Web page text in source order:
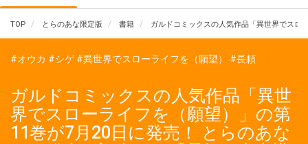
TOP とらのあな限定版 書籍 ガルドコミックスの人気作品「異世界でスロ
#オウカ #シゲ #異世界でスローライフを（願望） #長頼
ガルドコミックスの人気作品「異世
界でスローライフを（願望）」の第
11巻が7月20日に発売！ とらのあな